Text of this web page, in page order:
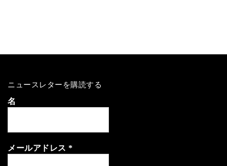
ニュースレターを購読する
名
メールアドレス *